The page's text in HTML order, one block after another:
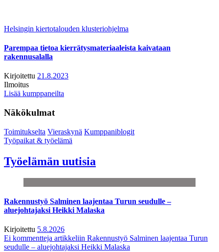
Helsingin kiertotalouden klusteriohjelma
Parempaa tietoa kierrätysmateriaaleista kaivataan
rakennusalalla
Kirjoitettu 21.8.2023
Ilmoitus
Lisää kumppaneilta
Näkökulmat
Toimitukselta Vieraskynä Kumppaniblogit
Työpaikat & työelämä
Työelämän uutisia
Rakennustyö Salminen laajentaa Turun seudulle –
aluejohtajaksi Heikki Malaska
Kirjoitettu 5.8.2026
Ei kommentteja artikkeliin Rakennustyö Salminen laajentaa Turun
seudulle – aluejohtajaksi Heikki Malaska